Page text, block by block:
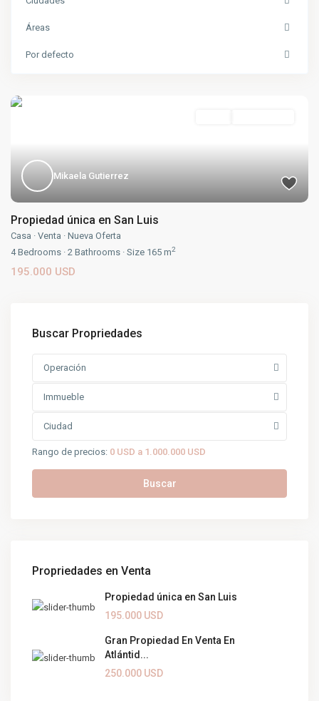
Áreas
Por defecto
Mikaela Gutierrez
Propiedad única en San Luis
Casa · Venta · Nueva Oferta
4Bedrooms · 2 Bathrooms · Size 165 m2
195.000 USD
Buscar Propriedades
Operación
Immueble
Ciudad
Rango de precios: 0 USD a 1.000.000 USD
Buscar
Propriedades en Venta
Propiedad única en San Luis
195.000 USD
Gran Propiedad En Venta En
Atlántid...
250.000 USD